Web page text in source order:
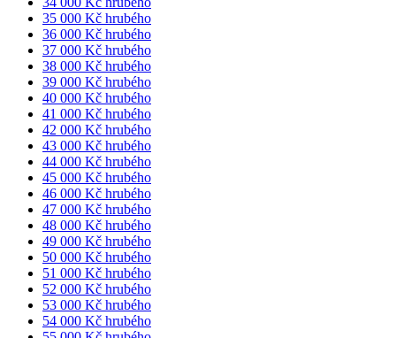
35 000 Kč hrubého
36 000 Kč hrubého
37 000 Kč hrubého
38 000 Kč hrubého
39 000 Kč hrubého
40 000 Kč hrubého
41 000 Kč hrubého
42 000 Kč hrubého
43 000 Kč hrubého
44 000 Kč hrubého
45 000 Kč hrubého
46 000 Kč hrubého
47 000 Kč hrubého
48 000 Kč hrubého
49 000 Kč hrubého
50 000 Kč hrubého
51 000 Kč hrubého
52 000 Kč hrubého
53 000 Kč hrubého
54 000 Kč hrubého